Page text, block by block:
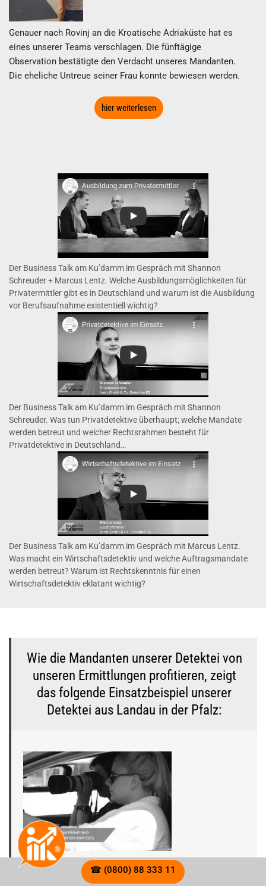
Genauer nach Rovinj an die Kroatische Adriaküste hat es
eines unserer Teams verschlagen. Die fünftägige
Observation bestätigte den Verdacht unseres Mandanten.
Die eheliche Untreue seiner Frau konnte bewiesen werden.
hier weiterlesen
Der Business Talk am Ku’damm im Gespräch mit Shannon
Schreuder + Marcus Lentz. Welche Ausbildungsmöglichkeiten für
Privatermittler gibt es in Deutschland und warum ist die Ausbildung
vor Berufsaufnahme existentiell wichtig?
Der Business Talk am Ku’damm im Gespräch mit Shannon
Schreuder. Was tun Privatdetektive überhaupt; welche Mandate
werden betreut und welcher Rechtsrahmen besteht für
Privatdetektive in Deutschland…
Der Business Talk am Ku’damm im Gespräch mit Marcus Lentz.
Was macht ein Wirtschaftsdetektiv und welche Auftragsmandate
werden betreut? Warum ist Rechtskenntnis für einen
Wirtschaftsdetektiv eklatant wichtig?
Wie die Mandanten unserer Detektei von
unseren Ermittlungen profitieren, zeigt
das folgende Einsatzbeispiel unserer
Detektei aus Landau in der Pfalz:
Die Geschäftsführerin einer privaten Reha-Klinik in
☎ (0800) 88 333 11